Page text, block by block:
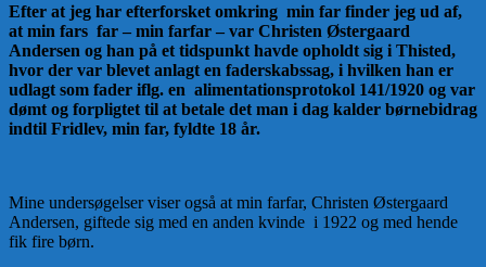
Efter at jeg har efterforsket omkring min far finder jeg ud af,
at min fars far – min farfar – var Christen Østergaard
Andersen og han på et tidspunkt havde opholdt sig i Thisted,
hvor der var blevet anlagt en faderskabssag, i hvilken han er
udlagt som fader iflg. en alimentationsprotokol 141/1920 og var
dømt og forpligtet til at betale det man i dag kalder børnebidrag
indtil Fridlev, min far, fyldte 18 år.
Mine undersøgelser viser også at min farfar, Christen Østergaard
Andersen, giftede sig med en anden kvinde i 1922 og med hende
fik fire børn.